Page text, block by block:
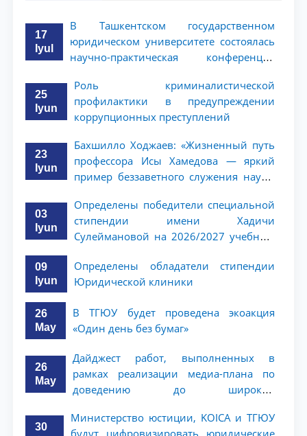
17
Iyul
В Ташкентском государственном
юридическом университете состоялась
научно-практическая конференция
25
Iyun
Роль криминалистической
профилактики в предупреждении
коррупционных преступлений
23
Iyun
Бахшилло Ходжаев: «Жизненный путь
профессора Исы Хамедова — яркий
пример беззаветного служения науке,
поколения»
03
Iyun
Определены победители специальной
стипендии имени Хадичи
Сулеймановой на 2026/2027 учебный
09
Iyun
Определены обладатели стипендии
Юридической клиники
26
May
В ТГЮУ будет проведена экоакция
«Один день без бумаг»
26
May
Дайджест работ, выполненных в
рамках реализации медиа-плана по
доведению до широкой
задач, определённых в Послании
30
Министерство юстиции, KOICA и ТГЮУ